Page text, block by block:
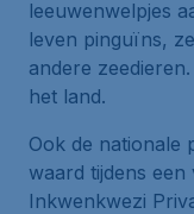
leeuwenwelpjes
leven pinguïns,
andere
het land.
Ook de nationale
waard tijdens
Inkwenkwezi